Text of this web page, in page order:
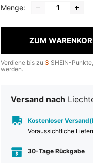
Menge:
ZUM
Verdiene bis zu 3 SHEIN-
werden.
Versand nach
Kostenloser
Voraussichtliche
30-Tage Rückgabe